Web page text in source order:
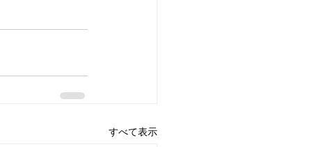
すべて表示